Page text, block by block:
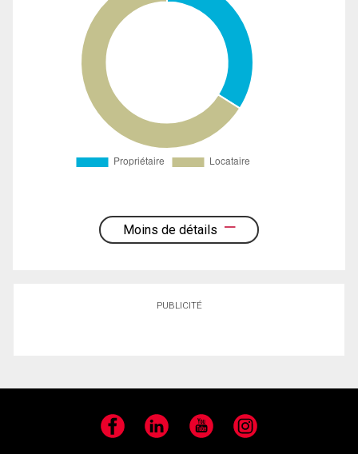
Moins de détails
PUBLICITÉ
Facebook LinkedIn YouTube Instagram